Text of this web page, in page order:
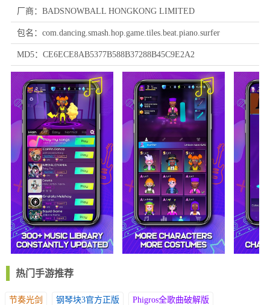
2、选择好难度后即可选择音乐，点击开始即可开始闯关;
厂商：BADSNOWBALL HONGKONG LIMITED
包名：com.dancing.smash.hop.game.tiles.beat.piano.surfer
MD5：CE6ECE8AB5377B588B37288B45C9E2A2
热门手游推荐
节奏光剑 钢琴块3官方正版 Phigros全歌曲破解版